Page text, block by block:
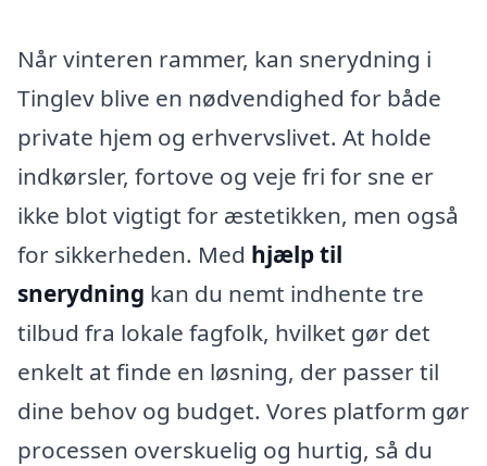
Når vinteren rammer, kan snerydning i
Tinglev blive en nødvendighed for både
private hjem og erhvervslivet. At holde
indkørsler, fortove og veje fri for sne er
ikke blot vigtigt for æstetikken, men også
for sikkerheden. Med hjælp til
snerydning kan du nemt indhente tre
tilbud fra lokale fagfolk, hvilket gør det
enkelt at finde en løsning, der passer til
dine behov og budget. Vores platform gør
processen overskuelig og hurtig, så du